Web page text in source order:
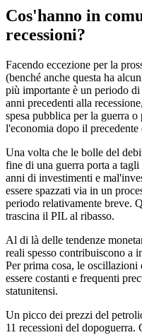
Cos'hanno in
recessioni?
Facendo eccezione per la
(benché anche questa ha
più importante è un periodo
anni precedenti alla
spesa pubblica per la guerra
l'economia dopo il precedente
Una volta che le bolle del
fine di una guerra porta a
anni di investimenti e
essere spazzati via in un
periodo relativamente breve.
trascina il PIL al ribasso.
Al di là delle tendenze
reali spesso contribuiscono a
Per prima cosa, le
essere costanti e frequenti
statunitensi.
Un picco dei prezzi del
11 recessioni del dopoguerra.